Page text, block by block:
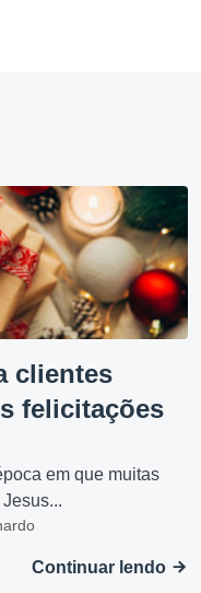
clientes
felicitações
em que muitas
Continuar lendo